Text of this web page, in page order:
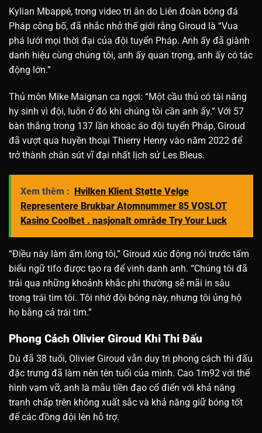
Kylian Mbappé, trong video tri ân do Liên đoàn bóng đá
Pháp công bố, đã nhắc nhở thế giới rằng Giroud là “Vua
phá lưới mọi thời đại của đội tuyển Pháp. Anh ấy đã giành
danh hiệu cùng chúng tôi, anh ấy quan trọng, anh ấy có tác
động lớn.”
Thủ môn Mike Maignan ca ngợi: “Một cầu thủ có tài năng
hy sinh vì đội, luôn ở đó khi chúng tôi cần anh ấy.” Với 57
bàn thắng trong 137 lần khoác áo đội tuyển Pháp, Giroud
đã vượt qua huyền thoại Thierry Henry vào năm 2022 để
trở thành chân sút vĩ đại nhất lịch sử Les Bleus.
Xem thêm : Hvilken Klient Støtte Velge
Representere Brukbar Atomnummer 85 VOSLOT
Kasino Coolbet . nasjonalt område Try Your Luck
“Điều này làm ấm lòng tôi,” Giroud xúc động nói trước tấm
biểu ngữ tifo được tạo ra để vinh danh anh. “Chúng tôi đã
trải qua những khoảnh khắc phi thường sẽ mãi in sâu
trong trái tim tôi. Tôi nhớ đội bóng này, nhưng tôi ủng hộ
họ bằng cả trái tim.”
Phong Cách Olivier Giroud Khi Thi Đấu
Dù đã 38 tuổi, Olivier Giroud vẫn duy trì phong cách thi đấu
đặc trưng đã làm nên tên tuổi của mình. Cao 1m92 với thể
hình vạm vỡ, anh là mẫu tiền đạo cổ điển với khả năng
tranh chấp trên không xuất sắc và khả năng giữ bóng tốt
để các đồng đội lên hỗ trợ.